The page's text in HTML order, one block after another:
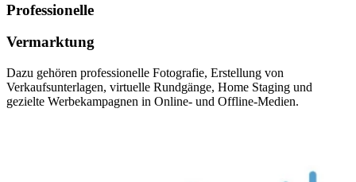
Professionelle
Vermarktung
Dazu gehören professionelle Fotografie, Erstellung von
Verkaufsunterlagen, virtuelle Rundgänge, Home Staging und
gezielte Werbekampagnen in Online- und Offline-Medien.